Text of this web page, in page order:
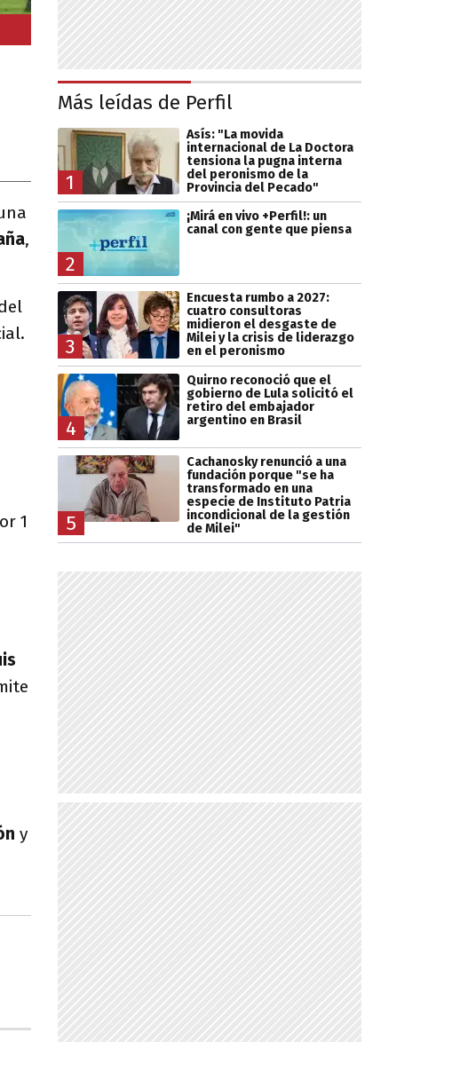
,
1
y
Más leídas de Perfil
1
Asís: "La movida
internacional de La Doctora
tensiona la pugna interna
del peronismo de la
Provincia del Pecado"
2
¡Mirá en vivo +Perfil!: un
canal con gente que piensa
3
Encuesta rumbo a 2027:
cuatro consultoras
midieron el desgaste de
Milei y la crisis de liderazgo
en el peronismo
4
Quirno reconoció que el
gobierno de Lula solicitó el
retiro del embajador
argentino en Brasil
5
Cachanosky renunció a una
fundación porque "se ha
transformado en una
especie de Instituto Patria
incondicional de la gestión
de Milei"